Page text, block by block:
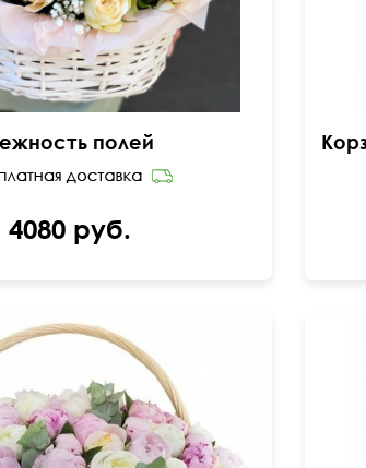
полей
4080 руб.